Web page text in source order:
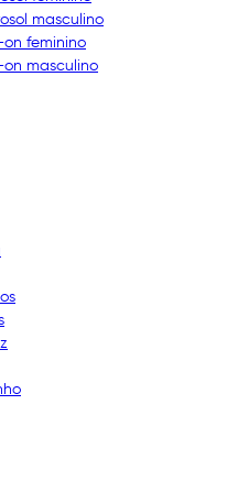
masculino
on feminino
on masculino